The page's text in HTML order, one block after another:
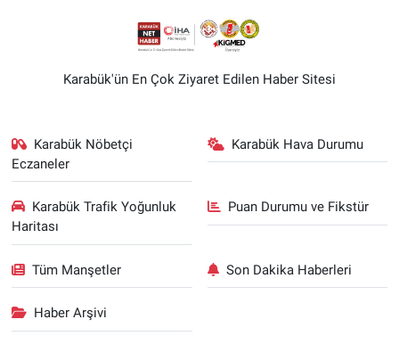
Karabük'ün En Çok Ziyaret Edilen Haber Sitesi
Karabük Nöbetçi
Eczaneler
Karabük Hava Durumu
Karabük Trafik Yoğunluk
Haritası
Puan Durumu ve Fikstür
Tüm Manşetler Son Dakika Haberleri
Haber Arşivi